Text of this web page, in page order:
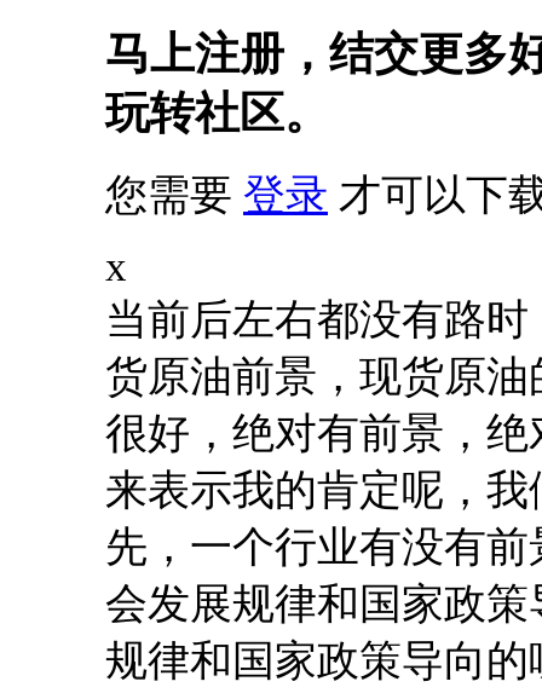
马上注册，结交更多
玩转社区。
您需要 登录 才可以下
x
当前后左右都没有路
货原油前景，现货原
很好，绝对有前景，
来表示我的肯定呢，
先，一个行业有没有
会发展规律和国家政
规律和国家政策导向